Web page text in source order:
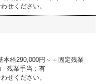
せください。
本給290,000円～＋固定残業
残業手当：有
せください。